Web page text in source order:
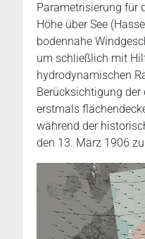
Parametrisierung für
Höhe über See
bodennahe
um schließlich mit
hydrodynamischen
Berücksichtigung
erstmals
während der
den 13. März 1906